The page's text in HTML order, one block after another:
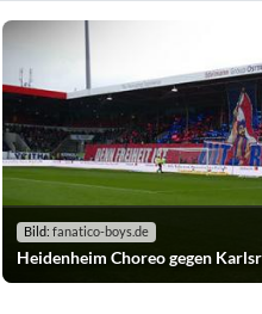
Bild: fanatico-boys.de
Heidenheim Choreo gegen